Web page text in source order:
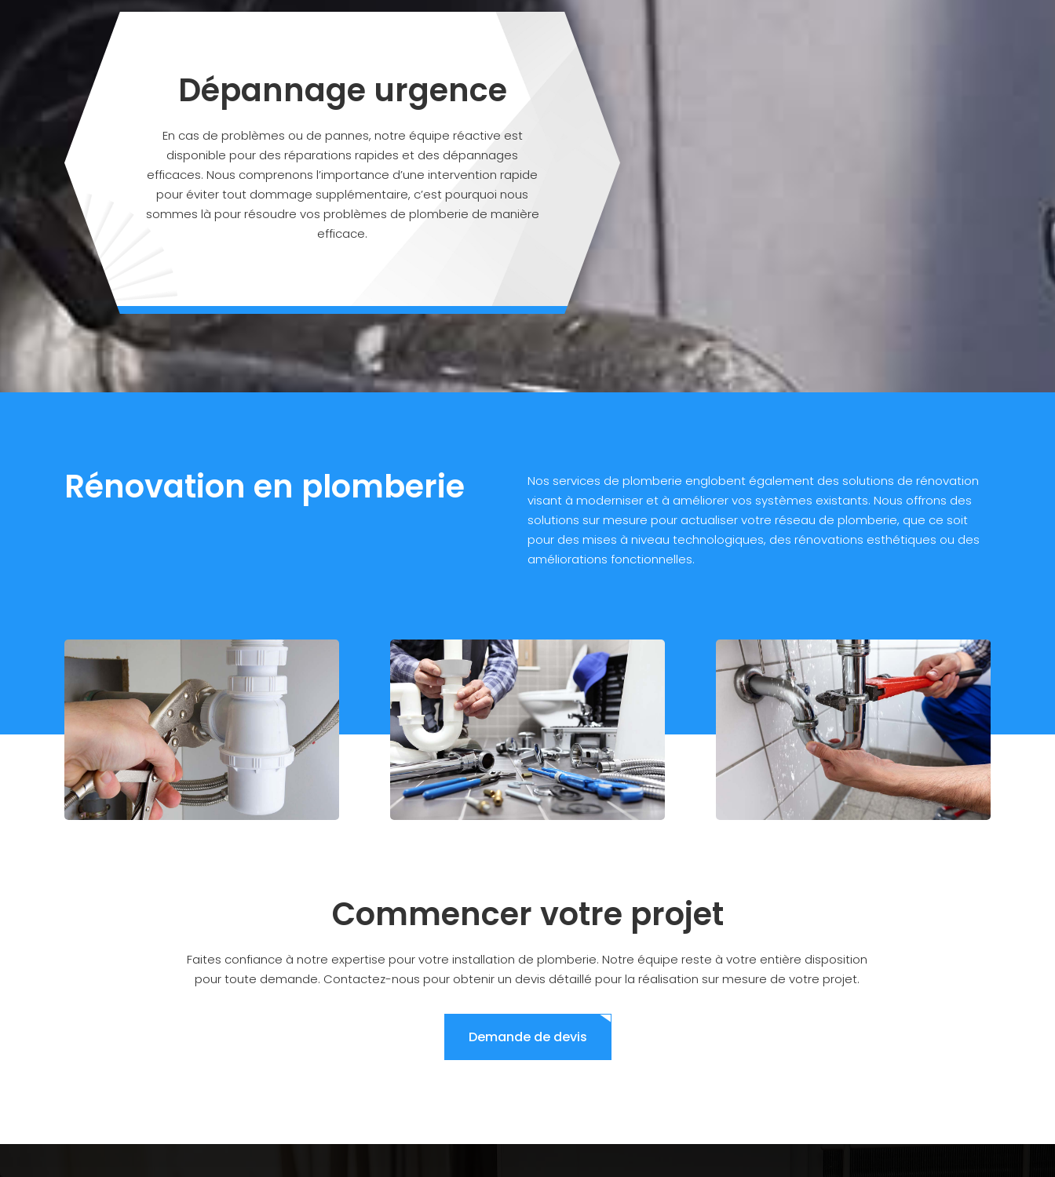
Dépannage urgence
En cas de problèmes ou de pannes, notre équipe réactive est
disponible pour des réparations rapides et des dépannages
efficaces. Nous comprenons l’importance d’une intervention rapide
pour éviter tout dommage supplémentaire, c’est pourquoi nous
sommes là pour résoudre vos problèmes de plomberie de manière
efficace.
Rénovation en plomberie
Nos services de plomberie englobent également des solutions de rénovation
visant à moderniser et à améliorer vos systèmes existants. Nous offrons des
solutions sur mesure pour actualiser votre réseau de plomberie, que ce soit
pour des mises à niveau technologiques, des rénovations esthétiques ou des
améliorations fonctionnelles.
Commencer votre projet
Faites confiance à notre expertise pour votre installation de plomberie. Notre équipe reste à votre entière disposition
pour toute demande. Contactez-nous pour obtenir un devis détaillé pour la réalisation sur mesure de votre projet.
Demande de devis